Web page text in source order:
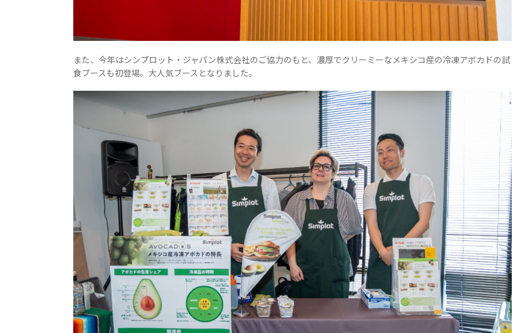
また、今年はシンプロット・ジャパン株式会社のご協力のもと、濃厚でクリーミーなメキシコ産の冷凍アボカドの試
食ブースも初登場。大人気ブースとなりました。